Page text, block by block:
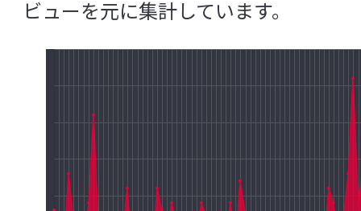
医薬品研究所
安全性研究所
分析試験研究所
角層水分含量
過敏性腸症候群（IBS: Irritable bowel
花粉症
ガラクトオリゴ糖
がん幹
ビューを元に集計しています。